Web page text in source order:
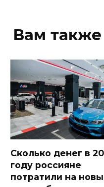
Вам
Сколько денег в
году россияне
потратили на